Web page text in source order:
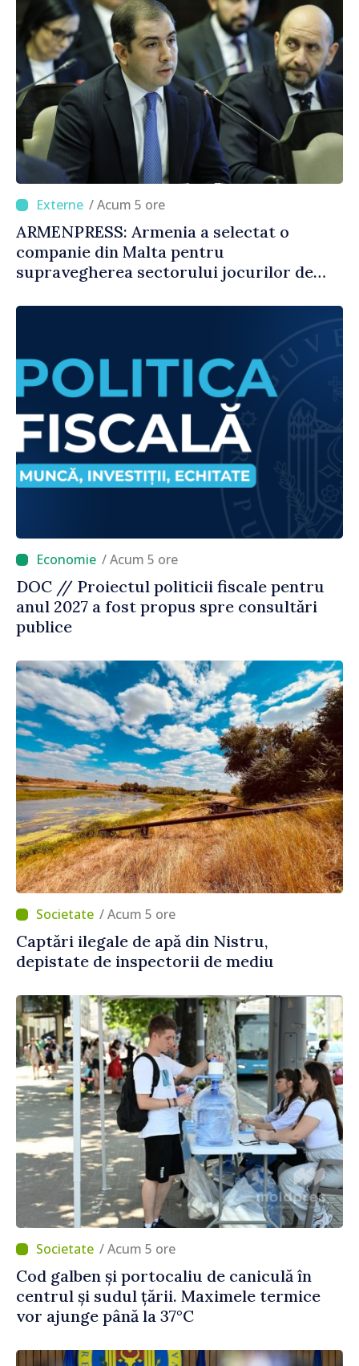
/ Acum 5 ore
ARMENPRESS: Armenia a selectat o
companie din Malta pentru
supravegherea sectorului jocurilor de
/ Acum 5 ore
DOC // Proiectul politicii fiscale pentru
anul 2027 a fost propus spre consultări
publice
/ Acum 5 ore
Captări ilegale de apă din Nistru,
depistate de inspectorii de mediu
/ Acum 5 ore
Cod galben și portocaliu de caniculă în
centrul și sudul țării. Maximele termice
vor ajunge până la 37°C